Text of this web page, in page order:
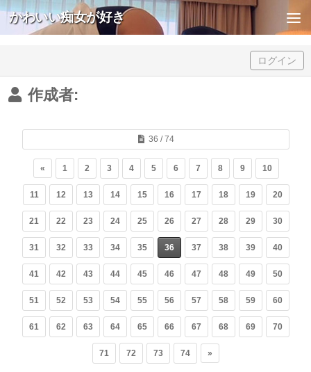
Skip to content
かわいい痴女が好き
ログイン
作成者:
36 / 74
« 1 2 3 4 5 6 7 8 9 10
11 12 13 14 15 16 17 18 19 20
21 22 23 24 25 26 27 28 29 30
31 32 33 34 35 36 37 38 39 40
41 42 43 44 45 46 47 48 49 50
51 52 53 54 55 56 57 58 59 60
61 62 63 64 65 66 67 68 69 70
71 72 73 74 »